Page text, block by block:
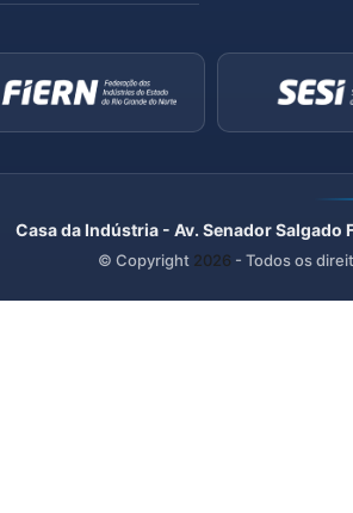
Casa da Indústria - Av. Senador
© Copyright 2026 - Todos os